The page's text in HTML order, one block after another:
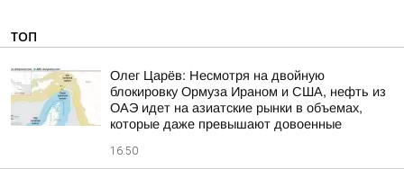
ТОП
Олег Царёв: Несмотря на двойную
блокировку Ормуза Ираном и США, нефть из
ОАЭ идет на азиатские рынки в объемах,
которые даже превышают довоенные
16:50